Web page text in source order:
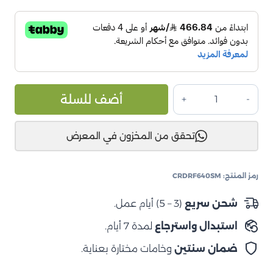
كمية
وحدة
درج
مع
متحرك
لسيارة
جيمني
أضف للسلة
تحقق من المخزون في المعرض
رمز المنتج: CRDRF640SM
شحن سريع (3 – 5) أيام عمل.
استبدال واسترجاع لمدة 7 أيام.
ضمان سنتين وخامات مختارة بعناية.